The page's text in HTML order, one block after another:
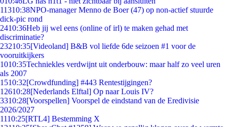
11310:38NPO-manager Menno de Boer (47) op non-actief stuurde
dick-pic rond
2410:36Heb jij wel eens (online of irl) te maken gehad met
discriminatie?
23210:35[Videoland] B&B vol liefde 6de seizoen #1 voor de
vooruitkijkers
1010:35Techniekles verdwijnt uit onderbouw: maar half zo veel uren
als 2007
1510:32[Crowdfunding] #443 Rentestijgingen?
12610:28[Nederlands Elftal] Op naar Louis IV?
3310:28[Voorspellen] Voorspel de eindstand van de Eredivisie
2026/2027
1110:25[RTL4] Bestemming X